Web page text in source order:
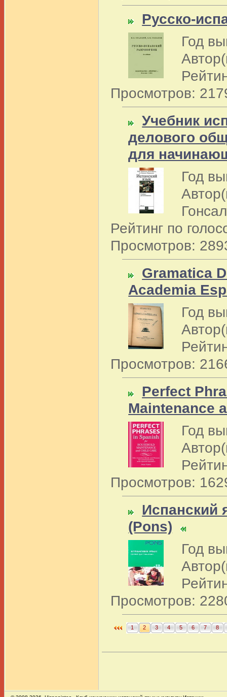
Русско-
Год
Просмотров:
Учебник
делового
для
Год
Рейтинг по
Просмотров:
Gramatica
Academia
Год
Просмотров:
Perfect
Maintenance
Год
Просмотров:
Испанский
(Pons)
Год
Просмотров:
1 2 3 4 5 6 7 8